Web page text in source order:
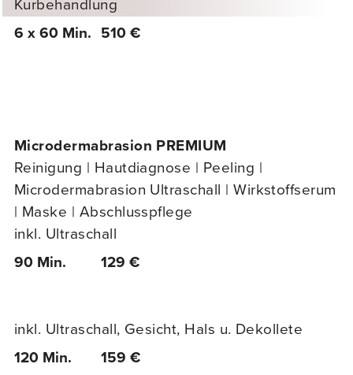
Kurbehandlung
6 x 60 Min.
510 €
Microdermabrasion PREMIUM
Reinigung | Hautdiagnose | Peeling |
Microdermabrasion Ultraschall | Wirkstoffserum
| Maske | Abschlusspflege
inkl. Ultraschall
90 Min.
129 €
inkl. Ultraschall, Gesicht, Hals u. Dekollete
120 Min.
159 €